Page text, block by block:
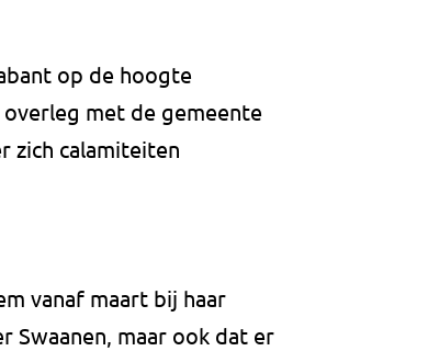
op de hoogte
met de gemeente
zich calamiteiten
vanaf maart bij haar
Swaanen, maar ook dat er